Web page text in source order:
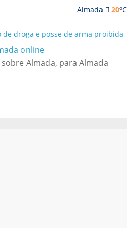
Almada 20oC
droga e posse de arma proibida
e ensinamentos necessários
e ASAE detectam
e restaurantes
“foi um problema de má
Almada, para Almada